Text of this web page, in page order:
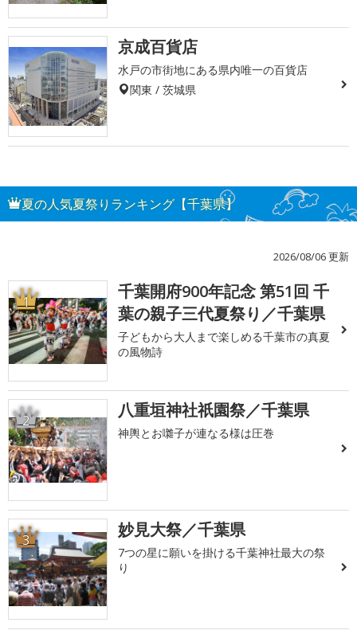
京成百貨店
水戸の市街地にある県内唯一の百貨店
関東 / 茨城県
夏の人気夏祭りランキング【千葉県】
2026/08/06 更新
1
千葉開府900年記念 第51回 千
葉の親子三代夏祭り／千葉県
子どもから大人まで楽しめる千葉市の真夏
の風物詩
2 八重垣神社祇園祭／千葉県
神輿とお囃子が連なる様は圧巻
3 妙見大祭／千葉県
7つの星に願いを掛ける千葉神社最大の祭
り